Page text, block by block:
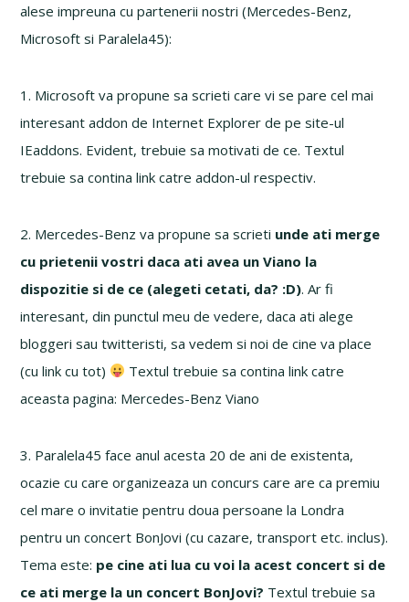
alese impreuna cu partenerii nostri (Mercedes-Benz,
Microsoft si Paralela45):
1. Microsoft va propune sa scrieti care vi se pare cel mai
interesant addon de Internet Explorer de pe site-ul
IEaddons. Evident, trebuie sa motivati de ce. Textul
trebuie sa contina link catre addon-ul respectiv.
2. Mercedes-Benz va propune sa scrieti unde ati merge
cu prietenii vostri daca ati avea un Viano la
dispozitie si de ce (alegeti cetati, da? :D). Ar fi
interesant, din punctul meu de vedere, daca ati alege
bloggeri sau twitteristi, sa vedem si noi de cine va place
(cu link cu tot)
Textul trebuie sa contina link catre
aceasta pagina: Mercedes-Benz Viano
3. Paralela45 face anul acesta 20 de ani de existenta,
ocazie cu care organizeaza un concurs care are ca premiu
cel mare o invitatie pentru doua persoane la Londra
pentru un concert BonJovi (cu cazare, transport etc. inclus).
Tema este: pe cine ati lua cu voi la acest concert si de
ce ati merge la un concert BonJovi? Textul trebuie sa